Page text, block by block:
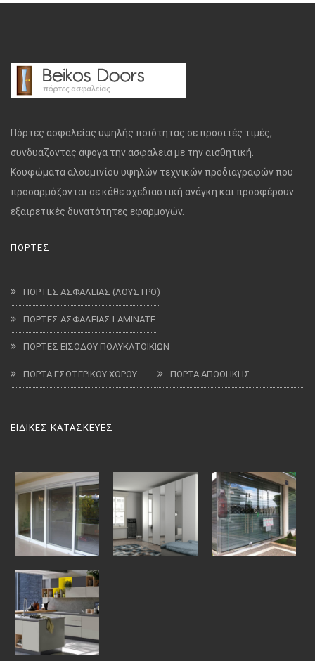
Πόρτες ασφαλείας υψηλής ποιότητας σε προσιτές τιμές,
συνδυάζοντας άψογα την ασφάλεια με την αισθητική.
Κουφώματα αλουμινίου υψηλών τεχνικών προδιαγραφών που
προσαρμόζονται σε κάθε σχεδιαστική ανάγκη και προσφέρουν
εξαιρετικές δυνατότητες εφαρμογών.
ΠΟΡΤΕΣ
ΠΟΡΤΕΣ ΑΣΦΑΛΕΙΑΣ (ΛΟΥΣΤΡΟ)
ΠΟΡΤΕΣ ΑΣΦΑΛΕΙΑΣ LAMINATE
ΠΟΡΤΕΣ ΕΙΣΟΔΟΥ ΠΟΛΥΚΑΤΟΙΚΙΩΝ
ΠΟΡΤΑ ΕΣΩΤΕΡΙΚΟΥ ΧΩΡΟΥ ΠΟΡΤΑ ΑΠΟΘΗΚΗΣ
ΕΙΔΙΚΕΣ ΚΑΤΑΣΚΕΥΕΣ